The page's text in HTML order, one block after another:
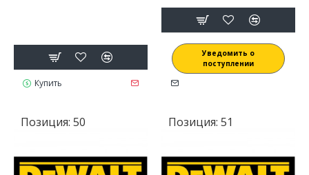
Купить
Уведомить о
поступлении
Позиция: 50 Позиция: 51